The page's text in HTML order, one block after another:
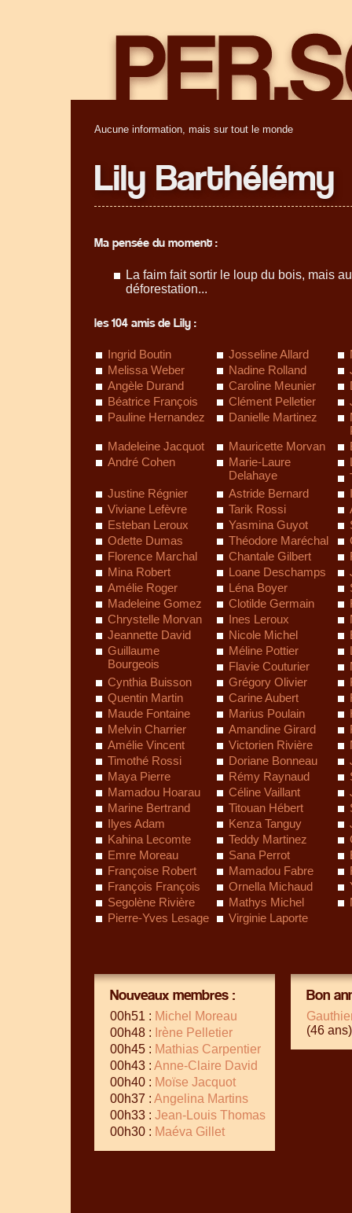
Aucune information, mais sur tout le monde
Lily Barthélémy
Ma pensée du moment :
La faim fait sortir le loup du bois, mais
déforestation...
les 104 amis de Lily :
Ingrid Boutin Josseline Allard
Melissa Weber
Nadine Rolland
Angèle Durand
Caroline Meunier
Béatrice François
Clément Pelletier
Pauline Hernandez
Danielle Martinez
Madeleine Jacquot
Mauricette Morvan
André Cohen
Marie-Laure
Delahaye
Justine Régnier
Astride Bernard
Viviane Lefèvre
Tarik Rossi
Esteban Leroux
Yasmina Guyot
Odette Dumas
Théodore Maréchal
Florence Marchal
Chantale Gilbert
Mina Robert
Loane Deschamps
Amélie Roger
Léna Boyer
Madeleine Gomez
Clotilde Germain
Chrystelle Morvan
Ines Leroux
Jeannette David
Nicole Michel
Guillaume
Bourgeois
Méline Pottier
Flavie Couturier
Cynthia Buisson
Grégory Olivier
Quentin Martin
Carine Aubert
Maude Fontaine
Marius Poulain
Melvin Charrier
Amandine Girard
Amélie Vincent
Victorien Rivière
Timothé Rossi
Doriane Bonneau
Maya Pierre
Rémy Raynaud
Mamadou Hoarau
Céline Vaillant
Marine Bertrand
Titouan Hébert
Ilyes Adam
Kenza Tanguy
Kahina Lecomte
Teddy Martinez
Emre Moreau
Sana Perrot
Françoise Robert
Mamadou Fabre
François François
Ornella Michaud
Segolène Rivière
Mathys Michel
Pierre-Yves Lesage
Virginie Laporte
Nouveaux membres :
00h51 : Michel Moreau
00h48 : Irène Pelletier
00h45 : Mathias Carpentier
00h43 : Anne-Claire David
00h40 : Moïse Jacquot
00h37 : Angelina Martins
00h33 : Jean-Louis Thomas
00h30 : Maéva Gillet
Bon
(46 ans)